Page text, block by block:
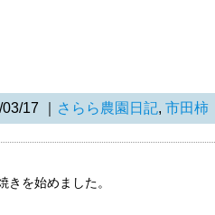
17 さらら農園日記, 市田柿
を始めました。